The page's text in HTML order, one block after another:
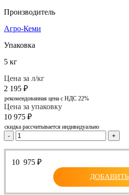
Производитель
Агро-Кеми
Упаковка
5 кг
Цена за л/кг
2 195 ₽
рекомендованная цена с НДС 22%
Цена за упаковку
10 975 ₽
скидка рассчитывается индивидуально
- +
10 975 ₽
ДОБАВИТЬ